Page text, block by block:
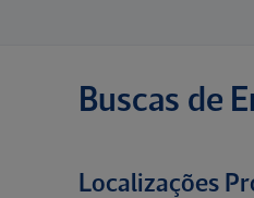
Buscas de
Localizações